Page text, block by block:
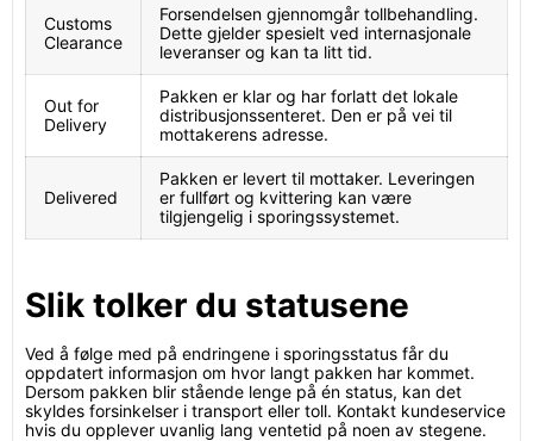
Customs
Clearance
Forsendelsen gjennomgår tollbehandling.
Dette gjelder spesielt ved internasjonale
leveranser og kan ta litt tid.
Out for
Delivery
Pakken er klar og har forlatt det lokale
distribusjonssenteret. Den er på vei til
mottakerens adresse.
Delivered
Pakken er levert til mottaker. Leveringen
er fullført og kvittering kan være
tilgjengelig i sporingssystemet.
Slik tolker du statusene
Ved å følge med på endringene i sporingsstatus får du
oppdatert informasjon om hvor langt pakken har kommet.
Dersom pakken blir stående lenge på én status, kan det
skyldes forsinkelser i transport eller toll. Kontakt kundeservice
hvis du opplever uvanlig lang ventetid på noen av stegene.